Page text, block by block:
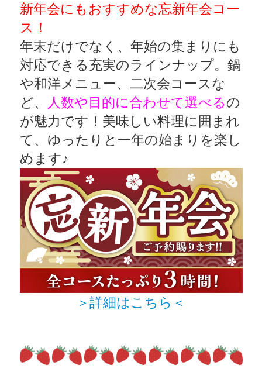
新年会にもおすすめな忘新年会コー
ス！
年末だけでなく、年始の集まりにも
対応できる充実のラインナップ。鍋
や和洋メニュー、二次会コースな
ど、
人数や目的に合わせて選べるの
が魅力です！美味しい料理に囲まれ
て、ゆったりと一年の始まりを楽し
めます♪
＞詳細はこちら＜